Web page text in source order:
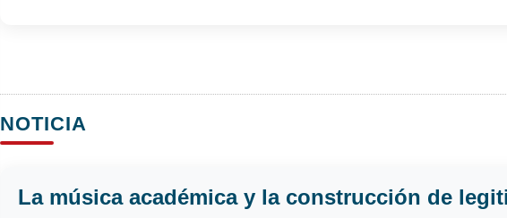
NOTICIA
La música académica y la construcción de